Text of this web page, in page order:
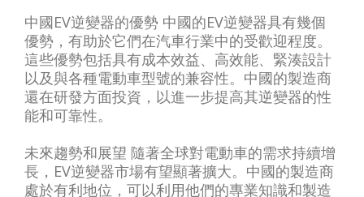
中國EV逆變器的優勢 中國的EV逆變器具有幾個
優勢，有助於它們在汽車行業中的受歡迎程度。
這些優勢包括具有成本效益、高效能、緊湊設計
以及與各種電動車型號的兼容性。中國的製造商
還在研發方面投資，以進一步提高其逆變器的性
能和可靠性。
未來趨勢和展望 隨著全球對電動車的需求持續增
長，EV逆變器市場有望顯著擴大。中國的製造商
處於有利地位，可以利用他們的專業知識和製造